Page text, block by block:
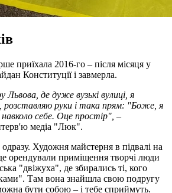
приїхала 2016-го – після місяця у
Конституції і завмерла.
Львова, де дуже вузькі вулиці, я
руки і така прям: "Боже, я
себе. Оце простір", –
медіа "Люк".
Художня майстерня в підвалі на
орендували приміщення творчі люди
"двіжуха", де збирались ті, кого
Там вона знайшла свою подругу
бути собою – і тебе сприймуть.